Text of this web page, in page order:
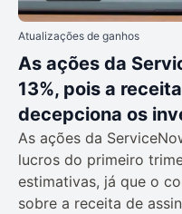
Atualizações de ganhos
As ações da
13%, pois a
decepciona os
As ações da
lucros do primeiro
estimativas, já que o
sobre a receita de